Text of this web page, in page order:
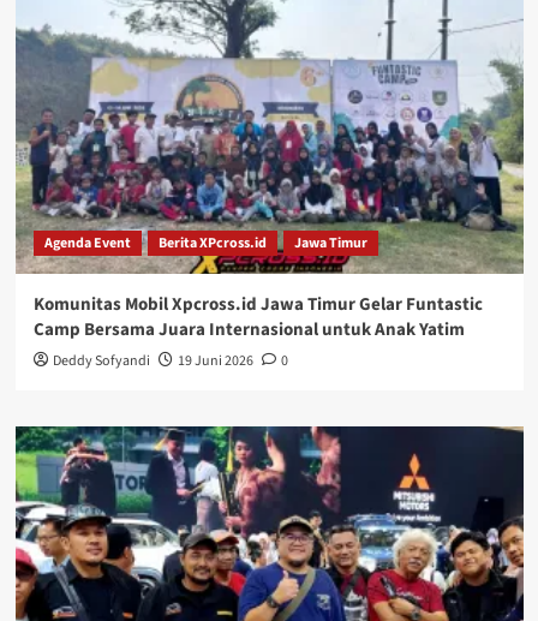
Agenda Event Berita XPcross.id Jawa Timur
Komunitas Mobil Xpcross.id Jawa Timur Gelar Funtastic
Camp Bersama Juara Internasional untuk Anak Yatim
Deddy Sofyandi 19 Juni 2026 0